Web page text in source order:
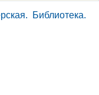
Библиотека.